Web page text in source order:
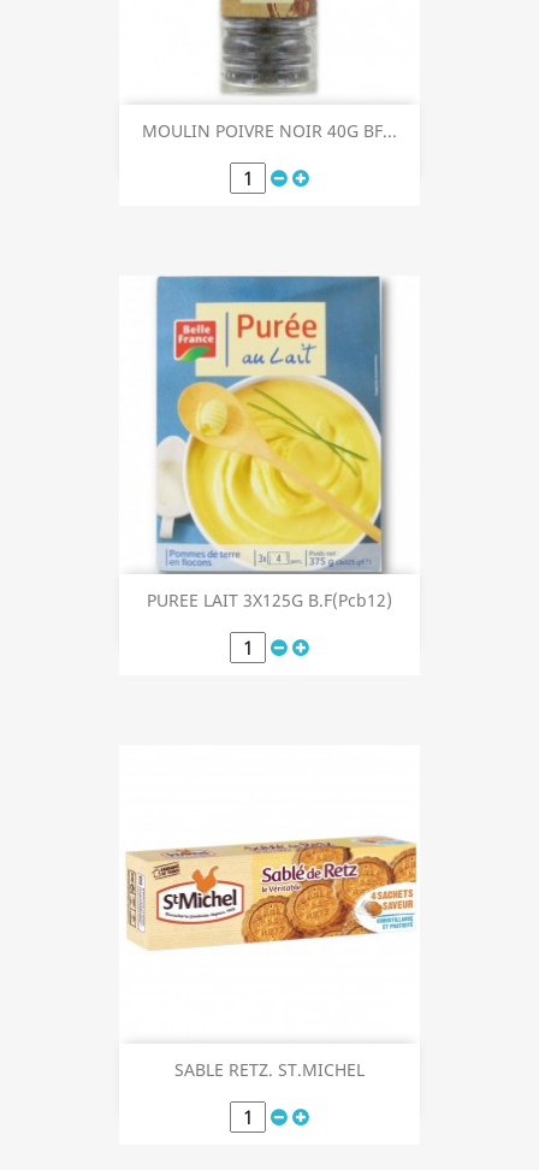
MOULIN POIVRE NOIR 40G BF...
PUREE LAIT 3X125G B.F(Pcb12)
SABLE RETZ. ST.MICHEL